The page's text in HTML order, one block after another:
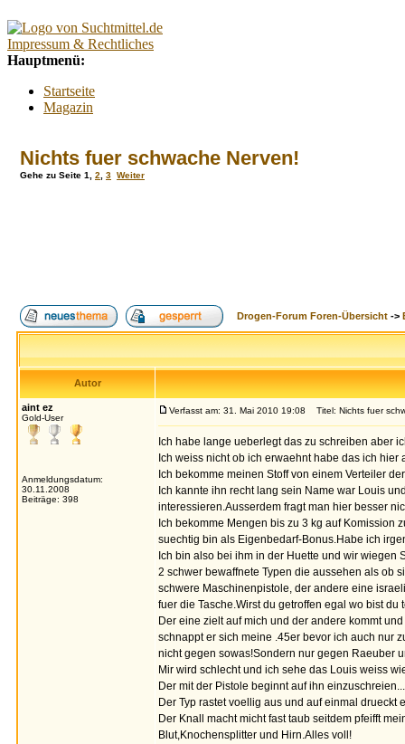
Nichts fuer schwache Nerven!
Gehe zu Seite 1 2 3 Weiter
Drogen-Forum Foren-Übersicht ->
Autor
aint ez
Gold-User
Anmeldungsdatum:
30.11.2008
Beiträge: 398
Verfasst am: 31. Mai 2010 19:08 Titel: Nichts fuer
Ich habe lange ueberlegt das zu schreiben aber
Ich weiss nicht ob ich erwaehnt habe das ich
Ich bekomme meinen Stoff von einem Verteiler
Ich kannte ihn recht lang sein Name war Louis
interessieren.Ausserdem fragt man hier besser
Ich bekomme Mengen bis zu 3 kg auf
suechtig bin als Eigenbedarf-Bonus.Habe ich
Ich bin also bei ihm in der Huette und wir wiegen
2 schwer bewaffnete Typen die aussehen als ob
schwere Maschinenpistole, der andere eine
fuer die Tasche.Wirst du getroffen egal wo bist du
Der eine zielt auf mich und der andere kommt
schnappt er sich meine .45er bevor ich auch nur
nicht gegen sowas!Sondern nur gegen Raeuber
Mir wird schlecht und ich sehe das Louis weiss
Der mit der Pistole beginnt auf ihn
Der Typ rastet voellig aus und auf einmal
Der Knall macht micht fast taub seitdem pfeifft
Blut,Knochensplitter und Hirn.Alles voll!
Impressum & Rechtliches
Hauptmenü:
Startseite
Magazin
Lexikon
Kontakt
BMI-Rechner
Alkoholfreie Cocktails